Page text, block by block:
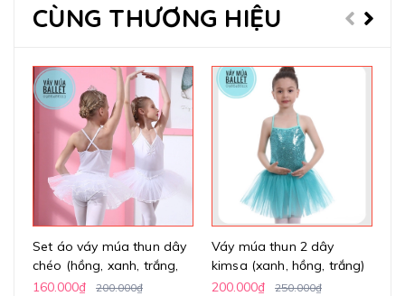
CÙNG THƯƠNG HIỆU
Set áo váy múa thun dây
chéo (hồng, xanh, trắng,
vàng)
160.000₫ 200.000₫
Váy múa thun 2 dây
kimsa (xanh, hồng, trắng)
200.000₫
250.000₫